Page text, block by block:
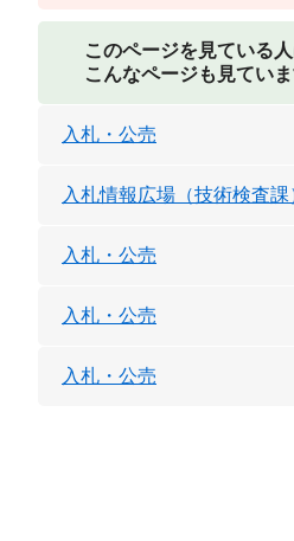
このページを見ている
こんなページも見てい
入札・公売
入札情報広場（技術検査課
入札・公売
入札・公売
入札・公売